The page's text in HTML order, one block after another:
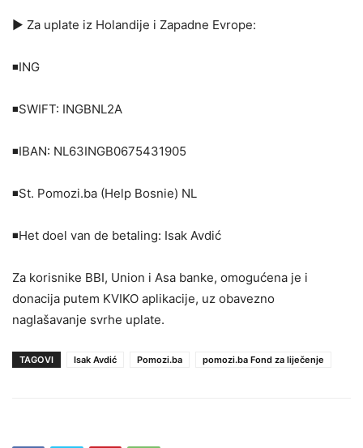
▶️ Za uplate iz Holandije i Zapadne Evrope:
◾️ING
◾️SWIFT: INGBNL2A
◾️IBAN: NL63INGB0675431905
◾️St. Pomozi.ba (Help Bosnie) NL
◾️Het doel van de betaling: Isak Avdić
Za korisnike BBI, Union i Asa banke, omogućena je i
donacija putem KVIKO aplikacije, uz obavezno
naglašavanje svrhe uplate.
TAGOVI Isak Avdić Pomozi.ba pomozi.ba Fond za liječenje